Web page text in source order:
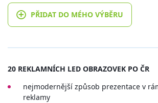
PŘIDAT DO MÉHO VÝBĚRU
20 REKLAMNÍCH LED OBRAZOVEK PO ČR
nejmodernější způsob prezentace v
reklamy